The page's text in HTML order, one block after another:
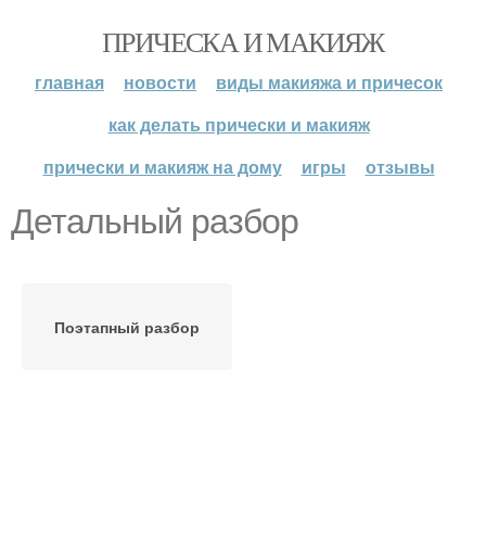
ПРИЧЕСКА И МАКИЯЖ
главная новости
виды макияжа и причесок
как делать прически и макияж
прически и макияж на дому
игры отзывы
Детальный разбор
Поэтапный разбор